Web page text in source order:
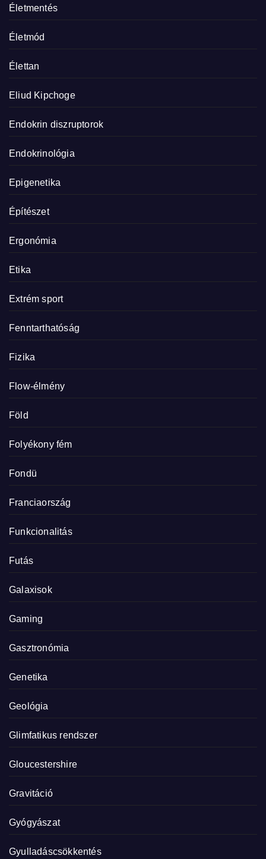
Életmentés
Életmód
Élettan
Eliud Kipchoge
Endokrin diszruptorok
Endokrinológia
Epigenetika
Építészet
Ergonómia
Etika
Extrém sport
Fenntarthatóság
Fizika
Flow-élmény
Föld
Folyékony fém
Fondü
Franciaország
Funkcionalitás
Futás
Galaxisok
Gaming
Gasztronómia
Genetika
Geológia
Glimfatikus rendszer
Gloucestershire
Gravitáció
Gyógyászat
Gyulladáscsökkentés